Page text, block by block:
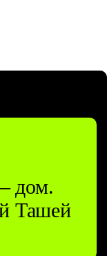
дом.
Ташей